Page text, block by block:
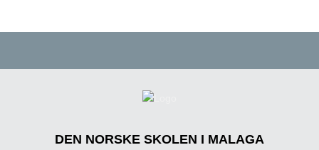
DEN NORSKE SKOLEN I MALAGA